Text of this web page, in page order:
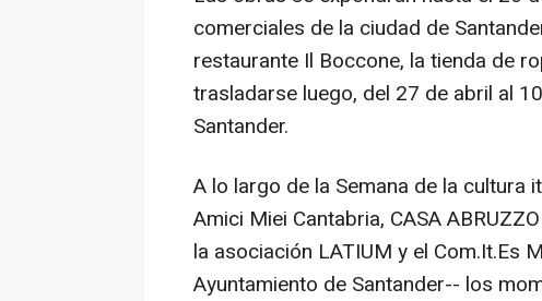
comerciales de la ciudad de
restaurante Il Boccone, la tienda de
trasladarse luego, del 27 de abril al
Santander.
A lo largo de la Semana de la
Amici Miei Cantabria, CASA
la asociación LATIUM y el Com.It.Es
Ayuntamiento de Santander-- los